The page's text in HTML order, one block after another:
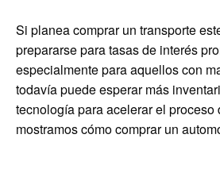
Si planea comprar un transporte
prepararse para tasas de interés
especialmente para aquellos con
todavía puede esperar más
tecnología para acelerar el
mostramos cómo comprar un